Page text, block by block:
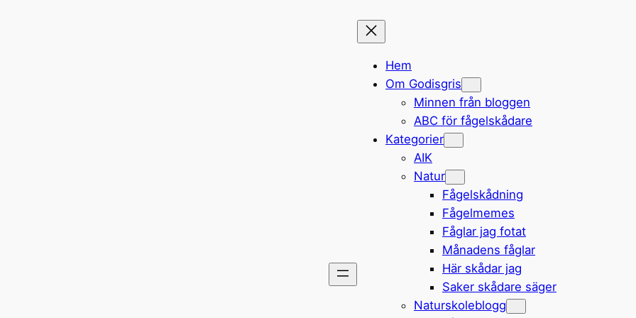
Hem
Om Godisgris
Minnen från bloggen
ABC för fågelskådare
Kategorier
AIK
Natur
Fågelskådning
Fågelmemes
Fåglar jag fotat
Månadens fåglar
Här skådar jag
Saker skådare säger
Naturskoleblogg